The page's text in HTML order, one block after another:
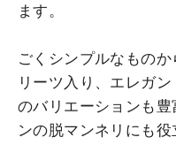
ます。
ごくシンプルなもの
リーツ入り、エレガ
のバリエーションも
ンの脱マンネリにも役